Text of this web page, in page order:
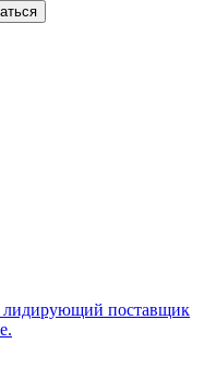
поставщик